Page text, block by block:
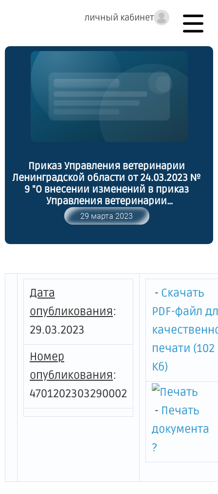
личный кабинет
Приказ Управления ветеринарии
Ленинградской области от 24.03.2023 №
9 "О внесении изменений в приказ
Управления ветеринарии
Ленинградской области от 09.03.2021 №
7 "Об утверждении порядка
предоставления из областного бюджета
иные цели государственным
бюджетным учреждениям
Ленинградской области, в отношении
которых Управление ветеринарии
Ленинградской области осуществляет
функции и полномочия учредителя"
29 марта 2023
Дата
опубликования:
29.03.2023
Номер
опубликования:
4701202303290002
- Скачать
PDF-файл
печати (102
Кб)
- Печать
документа
?